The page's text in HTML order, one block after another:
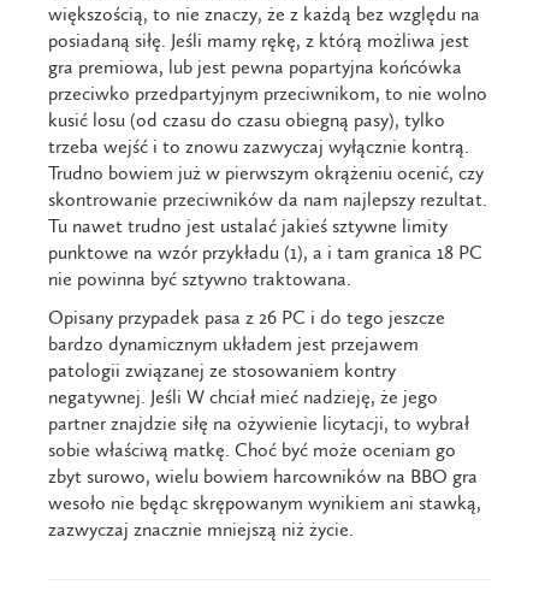
większością, to nie znaczy, że z każdą bez względu na
posiadaną siłę. Jeśli mamy rękę, z którą możliwa jest
gra premiowa, lub jest pewna popartyjna końcówka
przeciwko przedpartyjnym przeciwnikom, to nie wolno
kusić losu (od czasu do czasu obiegną pasy), tylko
trzeba wejść i to znowu zazwyczaj wyłącznie kontrą.
Trudno bowiem już w pierwszym okrążeniu ocenić, czy
skontrowanie przeciwników da nam najlepszy rezultat.
Tu nawet trudno jest ustalać jakieś sztywne limity
punktowe na wzór przykładu (1), a i tam granica 18 PC
nie powinna być sztywno traktowana.
Opisany przypadek pasa z 26 PC i do tego jeszcze
bardzo dynamicznym układem jest przejawem
patologii związanej ze stosowaniem kontry
negatywnej. Jeśli W chciał mieć nadzieję, że jego
partner znajdzie siłę na ożywienie licytacji, to wybrał
sobie właściwą matkę. Choć być może oceniam go
zbyt surowo, wielu bowiem harcowników na BBO gra
wesoło nie będąc skrępowanym wynikiem ani stawką,
zazwyczaj znacznie mniejszą niż życie.